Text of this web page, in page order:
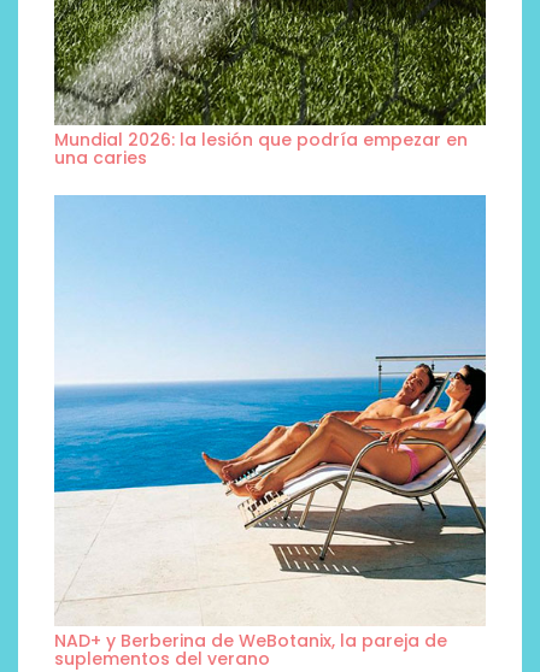
Mundial 2026: la lesión que podría empezar en
una caries
NAD+ y Berberina de WeBotanix, la pareja de
suplementos del verano